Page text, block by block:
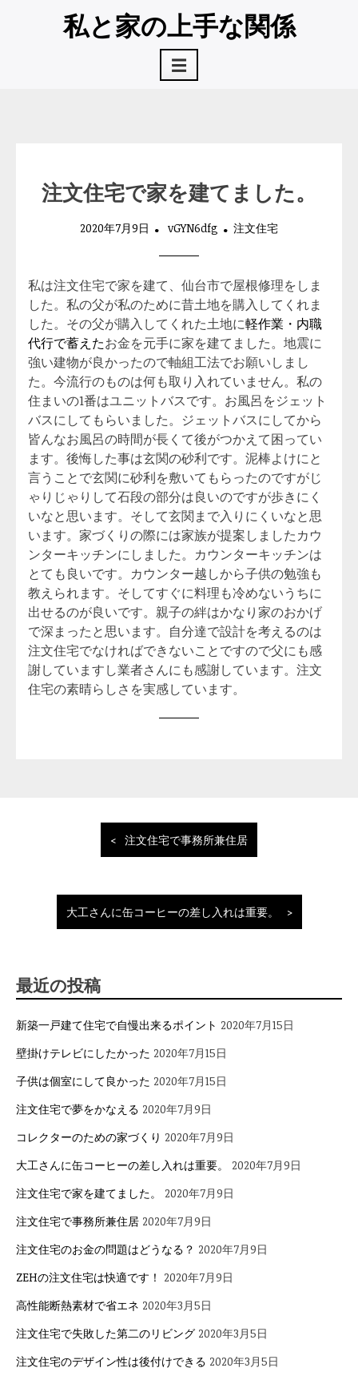
私と家の上手な関係
☰
注文住宅で家を建てました。
2020年7月9日 vGYN6dfg 注文住宅
私は注文住宅で家を建て、仙台市で屋根修理をしま
した。私の父が私のために昔土地を購入してくれま
した。その父が購入してくれた土地に軽作業・内職
代行で蓄えたお金を元手に家を建てました。地震に
強い建物が良かったので軸組工法でお願いしまし
た。今流行のものは何も取り入れていません。私の
住まいの1番はユニットバスです。お風呂をジェット
バスにしてもらいました。ジェットバスにしてから
皆んなお風呂の時間が長くて後がつかえて困ってい
ます。後悔した事は玄関の砂利です。泥棒よけにと
言うことで玄関に砂利を敷いてもらったのですがじ
ゃりじゃりして石段の部分は良いのですが歩きにく
いなと思います。そして玄関まで入りにくいなと思
います。家づくりの際には家族が提案しましたカウ
ンターキッチンにしました。カウンターキッチンは
とても良いです。カウンター越しから子供の勉強も
教えられます。そしてすぐに料理も冷めないうちに
出せるのが良いです。親子の絆はかなり家のおかげ
で深まったと思います。自分達で設計を考えるのは
注文住宅でなければできないことですので父にも感
謝していますし業者さんにも感謝しています。注文
住宅の素晴らしさを実感しています。
ョ
ン
注文住宅で事務所兼住居
大工さんに缶コーヒーの差し入れは重要。
最近の投稿
新築一戸建て住宅で自慢出来るポイント 2020年7月15日
壁掛けテレビにしたかった 2020年7月15日
子供は個室にして良かった 2020年7月15日
注文住宅で夢をかなえる 2020年7月9日
コレクターのための家づくり 2020年7月9日
大工さんに缶コーヒーの差し入れは重要。
2020年7月9日
注文住宅で家を建てました。
2020年7月9日
注文住宅で事務所兼住居 2020年7月9日
注文住宅のお金の問題はどうなる？ 2020年7月9日
ZEHの注文住宅は快適です！ 2020年7月9日
高性能断熱素材で省エネ 2020年3月5日
注文住宅で失敗した第二のリビング 2020年3月5日
注文住宅のデザイン性は後付けできる 2020年3月5日